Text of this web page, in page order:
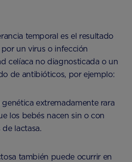
temporal es el resultado
un virus o infección
celíaca no diagnosticada o un
de antibióticos, por ejemplo:
extremadamente rara
los bebés nacen sin o con
lactasa.
también puede ocurrir en